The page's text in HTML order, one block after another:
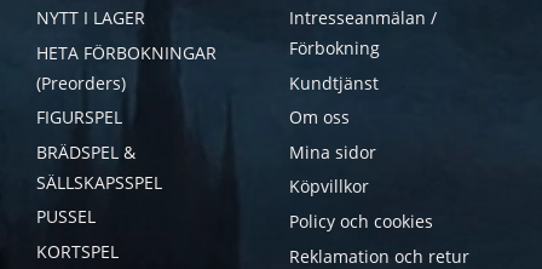
NYTT I LAGER
HETA FÖRBOKNINGAR
(Preorders)
FIGURSPEL
BRÄDSPEL &
SÄLLSKAPSSPEL
PUSSEL
KORTSPEL
Intresseanmälan /
Förbokning
Kundtjänst
Om oss
Mina sidor
Köpvillkor
Policy och cookies
Reklamation och retur